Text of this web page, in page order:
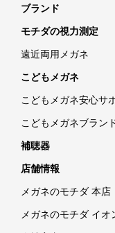
ブランド
モチダの視力測定
遠近両用メガネ
こどもメガネ
こどもメガネ安心サ
こどもメガネブラン
補聴器
店舗情報
メガネのモチダ 本店
メガネのモチダ イオ